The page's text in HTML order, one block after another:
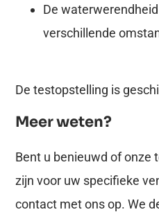
De
verschillende
De testopstelling is
Meer weten?
Bent u benieuwd of onze
zijn voor uw specifieke
contact met ons op. We